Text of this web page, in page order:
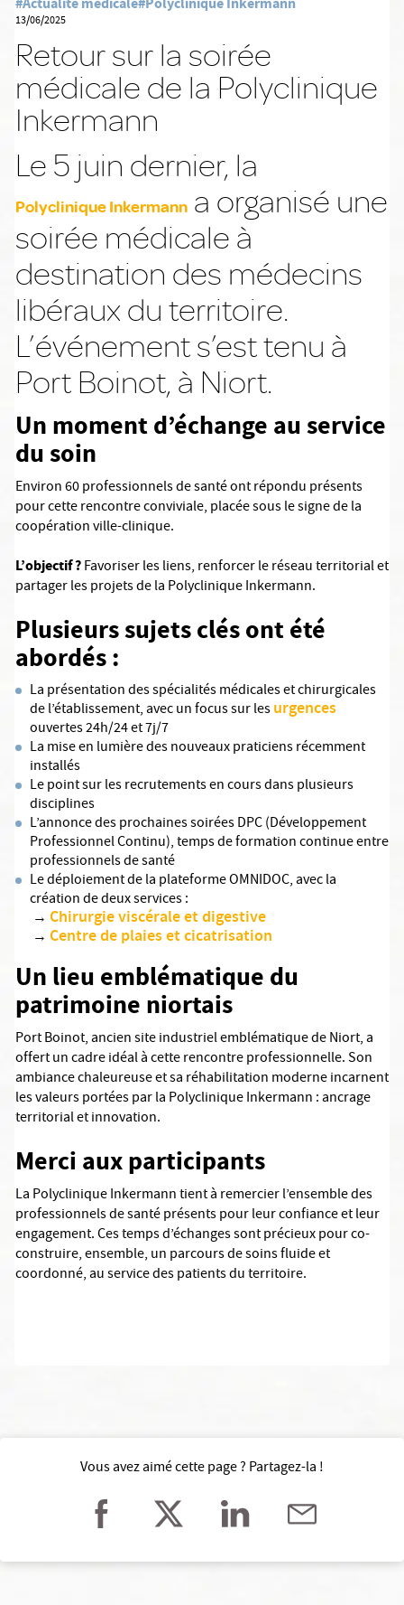
13/06/2025
Retour sur la soirée
médicale de la Polyclinique
Inkermann
Le 5 juin dernier, la
Polyclinique Inkermann a organisé une
soirée médicale à
destination des médecins
libéraux du territoire.
L’événement s’est tenu à
Port Boinot, à Niort.
Un moment d’échange au service
du soin
Environ 60 professionnels de santé ont répondu présents
pour cette rencontre conviviale, placée sous le signe de la
coopération ville-clinique.
L’objectif ?Favoriser les liens, renforcer le réseau territorial et
partager les projets de la Polyclinique Inkermann.
Plusieurs sujets clés ont été
abordés :
La présentation des spécialités médicales et chirurgicales
de l’établissement, avec un focus sur lesurgences
ouvertes 24h/24 et 7j/7
La mise en lumière des nouveaux praticiens récemment
installés
Le point sur les recrutements en cours dans plusieurs
disciplines
L’annonce des prochaines soirées DPC (Développement
Professionnel Continu), temps de formation continue entre
professionnels de santé
Le déploiement de la plateforme OMNIDOC, avec la
création de deux services :
→ Chirurgie viscérale et digestive
→ Centre de plaies et cicatrisation
Un lieu emblématique du
patrimoine niortais
Port Boinot, ancien site industriel emblématique de Niort, a
offert un cadre idéal à cette rencontre professionnelle. Son
ambiance chaleureuse et sa réhabilitation moderne incarnent
les valeurs portées par la Polyclinique Inkermann : ancrage
territorial et innovation.
Merci aux participants
La Polyclinique Inkermann tient à remercier l’ensemble des
professionnels de santé présents pour leur confiance et leur
engagement. Ces temps d’échanges sont précieux pour co-
construire, ensemble, un parcours de soins fluide et
coordonné, au service des patients du territoire.
Vous avez aimé cette page ? Partagez-la !